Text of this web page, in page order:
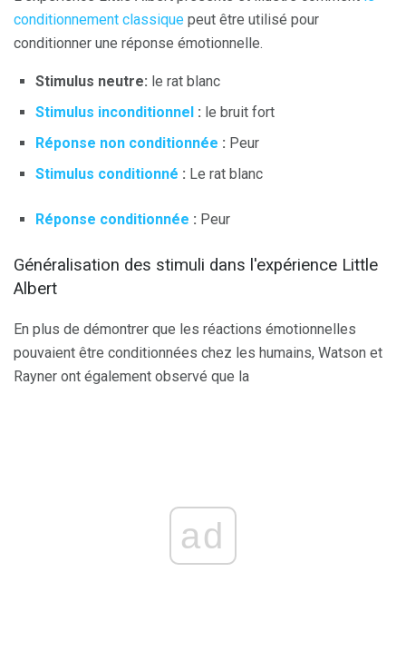
conditionnement classique peut être utilisé pour
conditionner une réponse émotionnelle.
Stimulus neutre: le rat blanc
Stimulus inconditionnel : le bruit fort
Réponse non conditionnée : Peur
Stimulus conditionné : Le rat blanc
Réponse conditionnée : Peur
Généralisation des stimuli dans l'expérience Little
Albert
En plus de démontrer que les réactions émotionnelles
pouvaient être conditionnées chez les humains, Watson et
Rayner ont également observé que la
ad